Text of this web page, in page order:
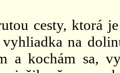
cesty, ktorá
vyhliadka na
a kochám sa,